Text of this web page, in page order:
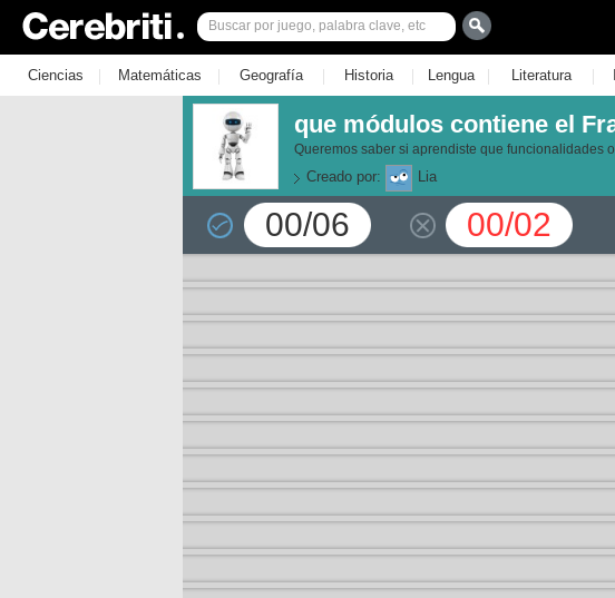
Ciencias | Matemáticas | Geografía | Historia | Lengua | Literatura |
que módulos contiene el
Queremos saber si aprendiste que funcionalidades
Creado por: Lia
00/06 00/02